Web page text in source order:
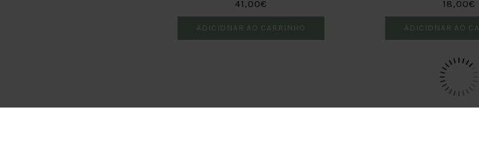
41,00€
ADICIONAR AO CARRINHO
18,00€
ADICIONAR AO